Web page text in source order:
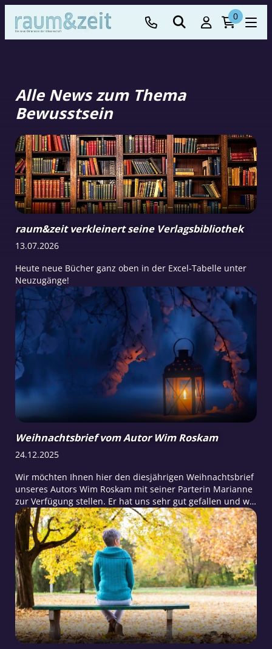
0
Alle News zum Thema
Bewusstsein
raum&zeit verkleinert seine Verlagsbibliothek
13.07.2026
Heute neue Bücher ganz oben in der Excel-Tabelle unter
Neuzugänge!
Weihnachtsbrief vom Autor Wim Roskam
24.12.2025
Wir möchten Ihnen hier den diesjährigen Weihnachtsbrief
unseres Autors Wim Roskam mit seiner Parterin Marianne
zur Verfügung stellen. Er hat uns sehr gut gefallen und wir
möchten ihn deshalb auch unserer raum&zeit-Community
bereitstellen.